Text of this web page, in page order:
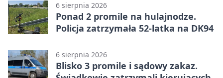
6 sierpnia 2026
Ponad 2 promile na hulajnodze.
Policja zatrzymała 52-latka na DK94
6 sierpnia 2026
Blisko 3 promile i sądowy zakaz.